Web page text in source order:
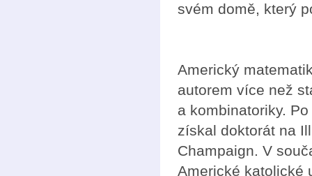
svém domě, který
Americký
autorem více než
a kombinatoriky.
získal doktorát na
Champaign. V
Americké katolické